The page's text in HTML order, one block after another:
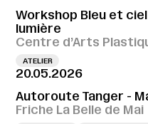
Workshop Bleu et ciel
lumière
Centre d’Arts
ATELIER
20.05.2026
Autoroute Tanger -
Friche La Belle de Mai